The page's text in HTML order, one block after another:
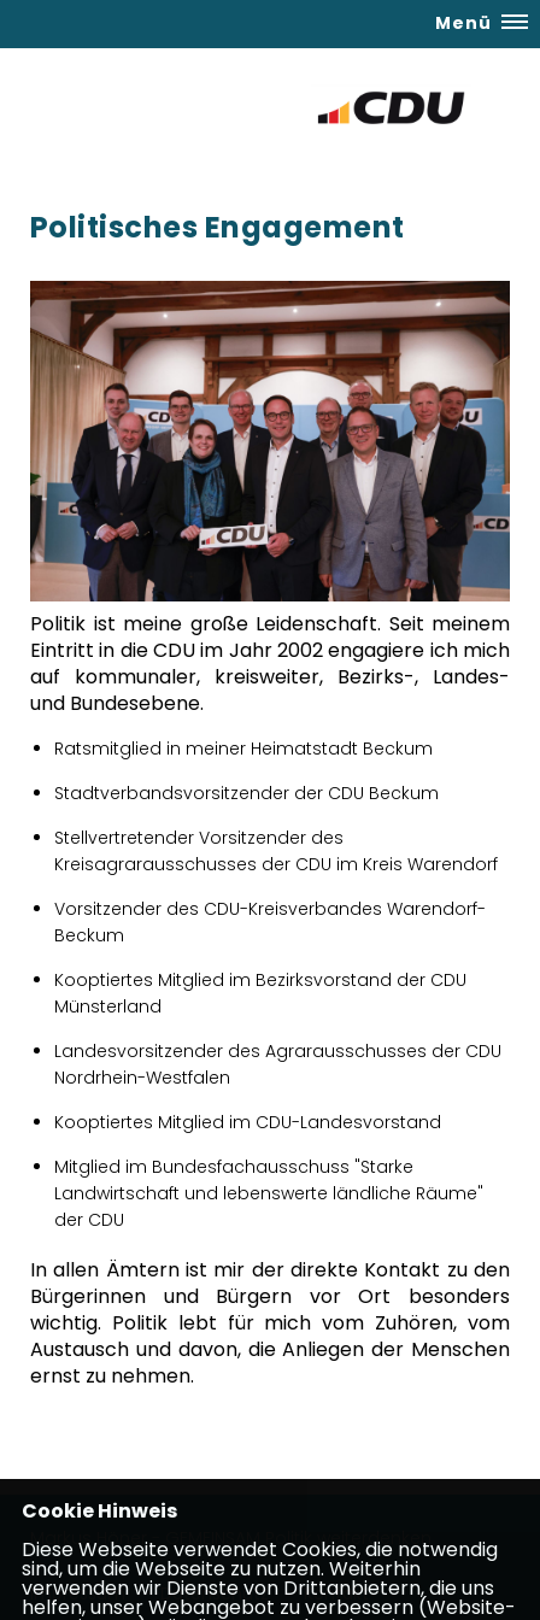
Menü
Politisches Engagement
Politik ist meine große Leidenschaft. Seit meinem
Eintritt in die CDU im Jahr 2002engagiere ich mich
auf kommunaler, kreisweiter, Bezirks-, Landes-
und Bundesebene.
Ratsmitglied in meiner Heimatstadt Beckum
Stadtverbandsvorsitzender der CDU Beckum
Stellvertretender Vorsitzender des
Kreisagrarausschusses der CDU im Kreis Warendorf
Vorsitzender des CDU-Kreisverbandes Warendorf-
Beckum
Kooptiertes Mitglied im Bezirksvorstand der CDU
Münsterland
Landesvorsitzender des Agrarausschusses der CDU
Nordrhein-Westfalen
Kooptiertes Mitglied im CDU-Landesvorstand
Mitglied im Bundesfachausschuss "Starke
Landwirtschaft und lebenswerte ländliche Räume"
der CDU
In allen Ämtern ist mir der direkte Kontakt zu den
Bürgerinnen und Bürgern vor Ort besonders
wichtig. Politik lebt für mich vom Zuhören, vom
Austausch und davon, die Anliegen der Menschen
ernst zu nehmen.
Markus Höner - GEMEINSAM Politik weiterdenken
Impressum Datenschutz Kontakt
Cookie Hinweis
Diese Webseite verwendet Cookies, die notwendig
sind, um die Webseite zu nutzen. Weiterhin
verwenden wir Dienste von Drittanbietern, die uns
helfen, unser Webangebot zu verbessern (Website-